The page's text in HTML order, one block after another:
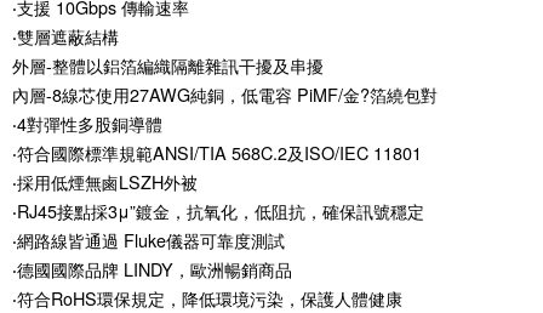
‧支援 10Gbps 傳輸速率
‧雙層遮蔽結構
外層-整體以鋁箔編織隔離雜訊干擾及串擾
內層-8線芯使用27AWG純銅，低電容 PiMF/金?箔繞包對
‧4對彈性多股銅導體
‧符合國際標準規範ANSI/TIA 568C.2及ISO/IEC 11801
‧採用低煙無鹵LSZH外被
‧RJ45接點採3μ”鍍金，抗氧化，低阻抗，確保訊號穩定
‧網路線皆通過 Fluke儀器可靠度測試
‧德國國際品牌 LINDY，歐洲暢銷商品
‧符合RoHS環保規定，降低環境污染，保護人體健康